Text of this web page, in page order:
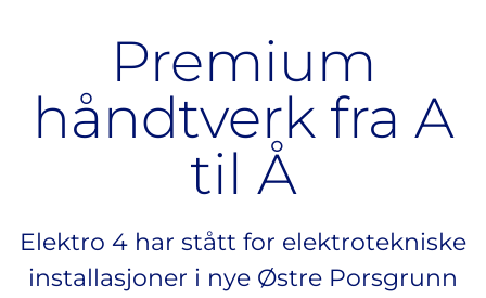
Premium
håndtverk fra A
til Å
Elektro 4 har stått for elektrotekniske
installasjoner i nye Østre Porsgrunn